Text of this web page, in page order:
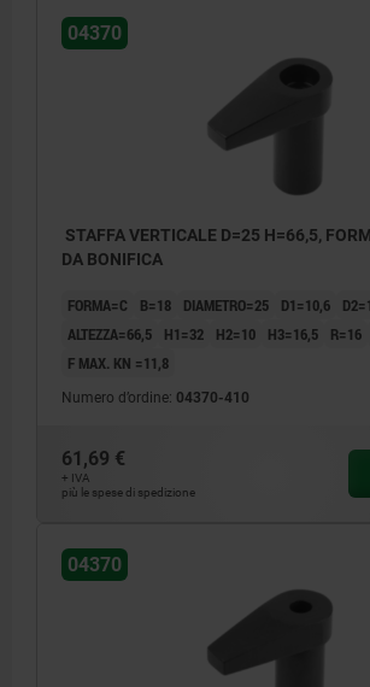
04370
STAFFA VERTICALE D=25 H=66,5,
DA BONIFICA
FORMA=C B=18 DIAMETRO=25 D1=10,6
ALTEZZA=66,5
H1=32 H2=10 H3=16,5 R=16
F MAX. KN =11,8
Numero d’ordine: 04370-410
61,69 €
+ IVA
più le spese di spedizione
04370